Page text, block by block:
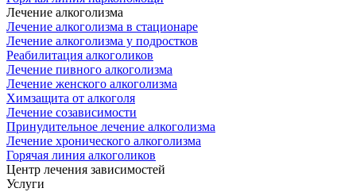
Лечение алкоголизма
Лечение алкоголизма в стационаре
Лечение алкоголизма у подростков
Реабилитация алкоголиков
Лечение пивного алкоголизма
Лечение женского алкоголизма
Химзащита от алкоголя
Лечение созависимости
Принудительное лечение алкоголизма
Лечение хронического алкоголизма
Горячая линия алкоголиков
Центр лечения зависимостей
Услуги